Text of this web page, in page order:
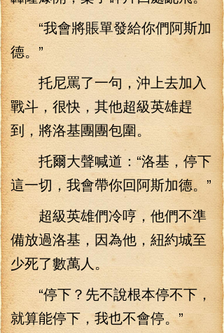
“我會將賬單發給你們阿斯加
德。”
托尼罵了一句，沖上去加入
戰斗，很快，其他超級英雄趕
到，將洛基團團包圍。
托爾大聲喊道：“洛基，停下
這一切，我會帶你回阿斯加德。”
超級英雄們冷哼，他們不準
備放過洛基，因為他，紐約城至
少死了數萬人。
“停下？先不說根本停不下，
就算能停下，我也不會停。”